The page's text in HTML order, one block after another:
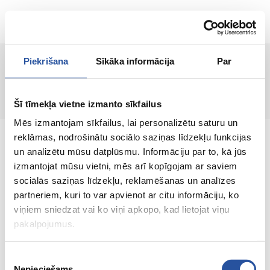
Piekrišana Sīkāka informācija Par
Šī tīmekļa vietne izmanto sīkfailus
Mēs izmantojam sīkfailus, lai personalizētu saturu un
reklāmas, nodrošinātu sociālo saziņas līdzekļu funkcijas
un analizētu mūsu datplūsmu. Informāciju par to, kā jūs
izmantojat mūsu vietni, mēs arī kopīgojam ar saviem
sociālās saziņas līdzekļu, reklamēšanas un analīzes
partneriem, kuri to var apvienot ar citu informāciju, ko
viņiem sniedzat vai ko viņi apkopo, kad lietojat viņu
pakalpojumus.
LV
Prece nav atrasta!
Interneta veikals ar izdevīgām cenām un
kvalitatīvām precēm, kur klienta apmierinātība
ir mūsu galvenā vērtība.
Viss Tavai mājai un dārzam!